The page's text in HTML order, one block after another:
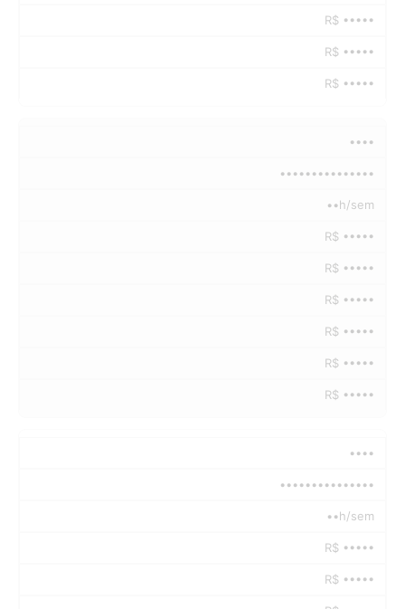
R$ •••••
R$ •••••
R$ •••••
••••
•••••••••••••••
••h/sem
R$ •••••
R$ •••••
R$ •••••
R$ •••••
R$ •••••
R$ •••••
••••
•••••••••••••••
••h/sem
R$ •••••
R$ •••••